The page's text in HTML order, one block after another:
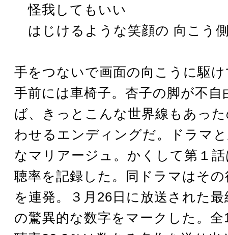
怪我してもいい
はじけるような笑顔の 向こう
手をつないで画面の向こうに駆
手前には車椅子。杏子の脚が不自
ば、きっとこんな世界線もあっ
わせるエンディングだ。ドラマ
なマリアージュ。かくして第１
聴率を記録した。同ドラマはそ
を連発。３月26日に放送された
の驚異的な数字をマークした。全